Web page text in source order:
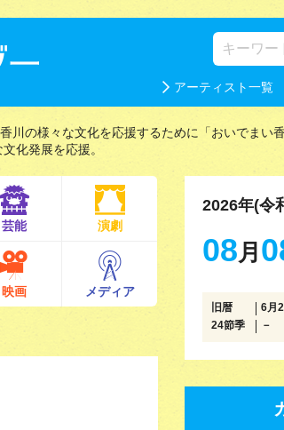
アーティスト一覧
川の様々な文化を応援するために「おいでまい
化発展を応援。
芸能 演劇
映画 メディア
2026年(令
08月
旧暦
6月
24節季
－